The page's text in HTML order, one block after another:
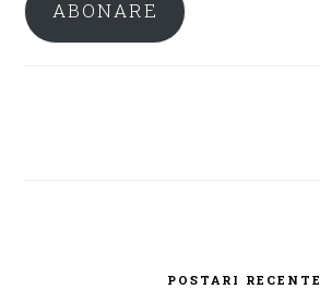
ABONARE
POSTARI RECENTE